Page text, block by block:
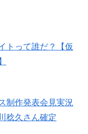
トって誰だ？【仮
制作発表会見実況
稔久さん確定